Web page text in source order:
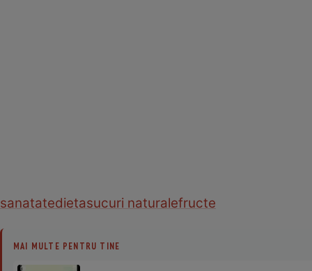
sanatatedietasucuri naturalefructe
MAI MULTE PENTRU TINE